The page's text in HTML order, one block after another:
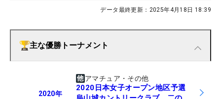
データ最終更新： 2025年4月18日 18:39
主な優勝トーナメント
2020年
アマチュア・その他
2020日本女子オープン地区予選